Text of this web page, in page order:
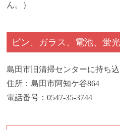
ん。）
ビン、ガラス、電池、蛍
島田市旧清掃センターに持ち込
住所：島田市阿知ケ谷864
電話番号：0547-35-3744